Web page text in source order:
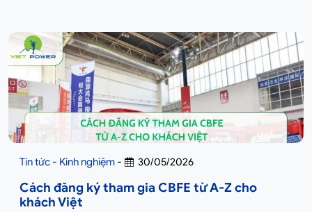
Tin tức - Kinh nghiệm - 30/05/2026
Cách đăng ký tham gia CBFE từ A-Z cho
khách Việt